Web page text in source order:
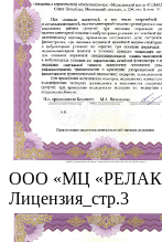
ООО «МЦ
Лицензия_стр.3